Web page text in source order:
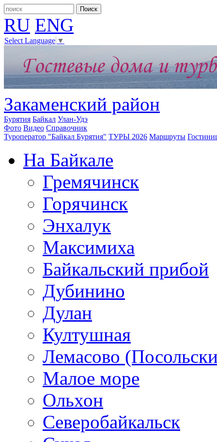
RU ENG
Select Language ▼
Закаменский район
Бурятия Байкал Улан-Удэ
Фото Видео Справочник
Туроператор "Байкал Бурятия" ТУРЫ 2026 Маршруты
На Байкале
Гремячинск
Горячинск
Энхалук
Максимиха
Байкальский прибой
Дубинино
Дулан
Култушная
Лемасово
Малое море
Ольхон
Северобайкальск